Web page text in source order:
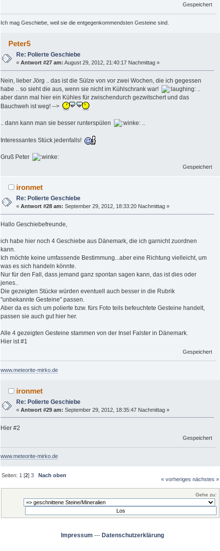
Gespeichert
Ich mag Geschiebe, weil sie die entgegenkommendsten Gesteine sind.
Peter5
Re: Polierte Geschiebe
«Antwort #27 am: August 29, 2012, 21:40:17 Nachmittag »
Nein, lieber Jörg .. das ist die Sülze von vor zwei Wochen, die ich gegessen
habe .. so sieht die aus, wenn sie nicht im Kühlschrank war!
..
aber dann mal hier ein Kühles für zwischendurch gezwitschert und das
Bauchweh ist weg! -->
.. dann kann man sie besser runterspülen ..
Interessantes Stück jedenfalls!
Gruß Peter
Gespeichert
ironmet
Re: Polierte Geschiebe
«Antwort #28 am: September 29, 2012, 18:33:20 Nachmittag »
Hallo Geschiebefreunde,
ich habe hier noch 4 Geschiebe aus Dänemark, die ich garnicht zuordnen
kann.
Ich möchte keine umfassende Bestimmung...aber eine Richtung vielleicht, um
was es sich handeln könnte.
Nur für den Fall, dass jemand ganz spontan sagen kann, das ist dies oder
jenes..
Die gezeigten Stücke würden eventuell auch besser in die Rubrik
"unbekannte Gesteine" passen.
Aber da es sich um polierte bzw. fürs Foto teils befeuchtete Gesteine handelt,
passen sie auch gut hier her.
Alle 4 gezeigten Gesteine stammen von der Insel Falster in Dänemark.
Hier ist #1
Gespeichert
www.meteorite-mirko.de
ironmet
Re: Polierte Geschiebe
«Antwort #29 am: September 29, 2012, 18:35:47 Nachmittag »
Hier #2
Gespeichert
www.meteorite-mirko.de
Seiten: 1 [2]3 Nach oben
« vorheriges nächstes »
Gehe zu:
Impressum --- Datenschutzerklärung